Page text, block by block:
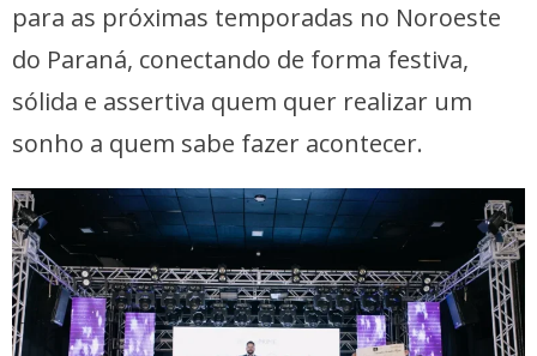
para as próximas temporadas no Noroeste
do Paraná, conectando de forma festiva,
sólida e assertiva quem quer realizar um
sonho a quem sabe fazer acontecer.